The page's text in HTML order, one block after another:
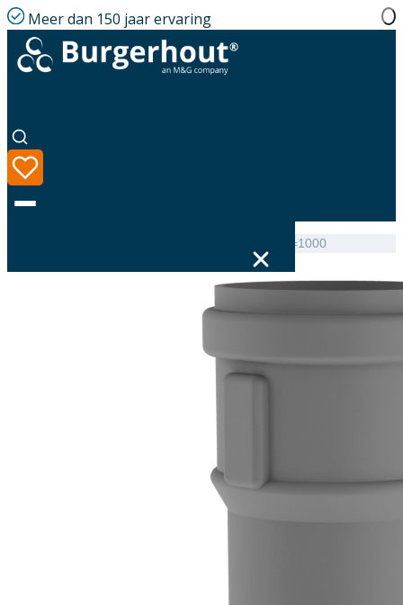
Meer dan 150 jaar ervaring
Twinline Extension PP 100 L=1000